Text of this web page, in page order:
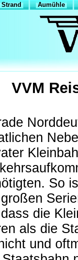
Strand Aumühle
VVM
So
die
als die
und